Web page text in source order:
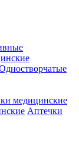
медицинские
Аптечки